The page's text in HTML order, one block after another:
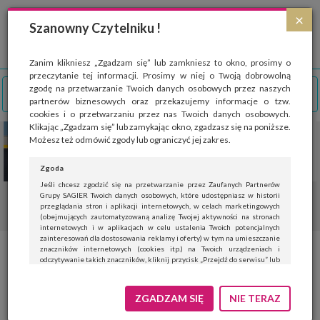
×
Szanowny Czytelniku !
Zanim klikniesz „Zgadzam się” lub zamkniesz to okno, prosimy o
przeczytanie tej informacji. Prosimy w niej o Twoją dobrowolną
zgodę na przetwarzanie Twoich danych osobowych przez naszych
partnerów biznesowych oraz przekazujemy informacje o tzw.
cookies i o przetwarzaniu przez nas Twoich danych osobowych.
Klikając „Zgadzam się” lub zamykając okno, zgadzasz się na poniższe.
Możesz też odmówić zgody lub ograniczyć jej zakres.
Zgoda
Jeśli chcesz zgodzić się na przetwarzanie przez Zaufanych Partnerów
Grupy SAGIER Twoich danych osobowych, które udostępniasz w historii
przeglądania stron i aplikacji internetowych, w celach marketingowych
(obejmujących zautomatyzowaną analizę Twojej aktywności na stronach
internetowych i w aplikacjach w celu ustalenia Twoich potencjalnych
zainteresowań dla dostosowania reklamy i oferty) w tym na umieszczanie
znaczników internetowych (cookies itp.) na Twoich urządzeniach i
odczytywanie takich znaczników, kliknij przycisk „Przejdź do serwisu” lub
Jeśli nie chcesz wyrazić zgody, kliknij „Nie teraz”.
Wyrażenie zgody jest dobrowolne. Możesz edytować zakres zgody, w tym
ZGADZAM SIĘ NIE TERAZ
Strona wykorzystuje pliki cookies, które służą głównie do celów statystycznych.
Wyrażając zgodę na używanie 'cookies', zezwalasz na zapisanie ich w pamięci
przeglądarki. Przejdź do
polityki cookies
19 kwietnia – Międzynarodowy
Dzień Czosnku